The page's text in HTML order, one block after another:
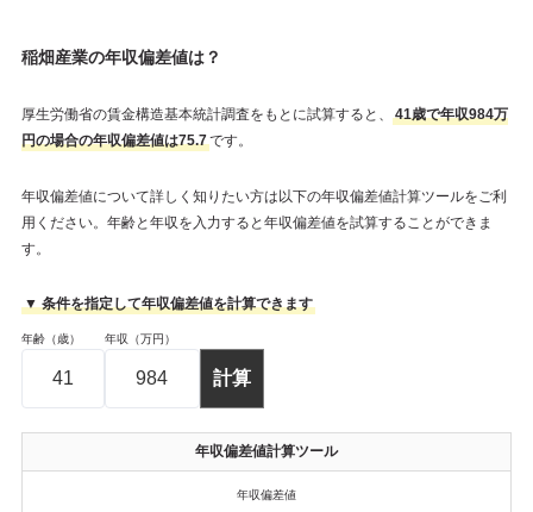
稲畑産業の年収偏差値は？
厚生労働省の賃金構造基本統計調査をもとに試算すると、
41歳で年収984万
円の場合の年収偏差値は75.7です。
年収偏差値について詳しく知りたい方は以下の年収偏差値計算ツールをご利
用ください。年齢と年収を入力すると年収偏差値を試算することができま
す。
▼ 条件を指定して年収偏差値を計算できます
年齢（歳） 年収（万円）
年収偏差値計算ツール
年収偏差値